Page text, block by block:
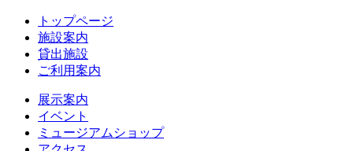
トップページ
施設案内
貸出施設
ご利用案内
展示案内
イベント
ミュージアムショップ